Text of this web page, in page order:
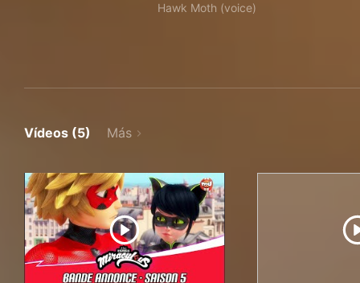
Hawk Moth (voice)
Vídeos (5) Más